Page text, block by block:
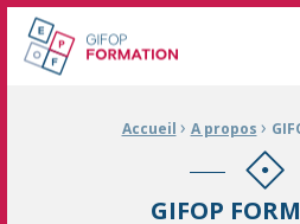
GIFOP Formation Centre de
Fil d'Ariane :Accueil › A propos ›
GIFOP